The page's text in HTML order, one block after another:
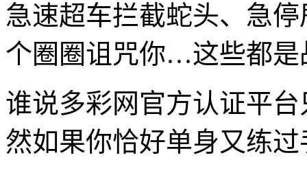
急速超车拦截蛇头、急
个圈圈诅咒你…这些都是
谁说多彩网官方认证平
然如果你恰好单身又练